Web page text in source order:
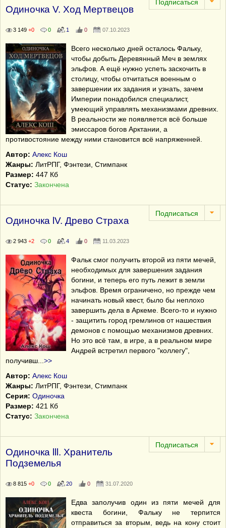
Одиночка V. Ход Мертвецов
3 149 +0 0 1 0 07.10.2023
Всего несколько дней осталось Фальку,
чтобы добыть Деревянный Меч в землях
эльфов. А ещё нужно успеть заскочить в
столицу, чтобы отчитаться военным о
завершении их задания и узнать, зачем
Империи понадобился специалист,
умеющий управлять механизмами древних.
В реальности же появляется всё больше
эмиссаров богов Арктании, а
противостояние между ними становится всё напряженней.
Автор: Алекс Кош
Жанры: ЛитРПГ, Фэнтези, Стимпанк
Размер: 447 Кб
Статус: Закончена
Одиночка lV. Древо Страха
2 943 +2 0 4 0 11.03.2023
Фальк смог получить второй из пяти мечей,
необходимых для завершения задания
богини, и теперь его путь лежит в земли
эльфов. Время ограничено, но прежде чем
начинать новый квест, было бы неплохо
завершить дела в Аркеме. Всего-то и нужно
- защитить город гремлинов от нашествия
демонов с помощью механизмов древних.
Но это всё там, в игре, а в реальном мире
Андрей встретил первого "коллегу",
получивш
>>
Автор: Алекс Кош
Жанры: ЛитРПГ, Фэнтези, Стимпанк
Серия: Одиночка
Размер: 421 Кб
Статус: Закончена
Одиночка lll. Хранитель
Подземелья
8 815 +0 0 20 0 31.07.2020
Едва заполучив один из пяти мечей для
квеста богини, Фальку не терпится
отправиться за вторым, ведь на кону стоит